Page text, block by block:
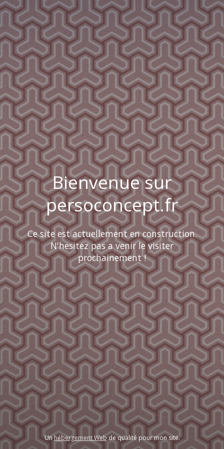
Bienvenue sur
persoconcept.fr
Ce site est actuellement en construction.
N'hesitez pas a venir le visiter
prochainement !
Unhébergement Webde qualité pour mon site.